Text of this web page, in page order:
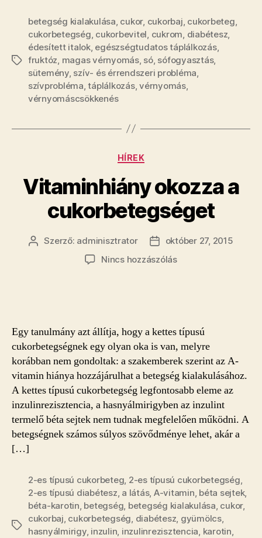
Címkék
betegség kialakulása cukor, cukorbaj cukorbeteg
cukorbetegség cukorbevitel cukrom diabétesz
édesített italok, egészségtudatos táplálkozás,
fruktóz magas vérnyomás, só, sófogyasztás,
sütemény, szív- és érrendszeri probléma
szívprobléma ,táplálkozás,vérnyomás,
vérnyomáscsökkenés
Kategóriák
HÍREK
Vitaminhiány okozza a
cukorbetegséget
Bejegyzés
Szerző: adminisztrator
Bejegyzés
dátuma
október 27, 2015
Nincs hozzászólása(z)
Egy tanulmány azt állítja, hogy a kettes típusú
cukorbetegségnek egy olyan oka is van, melyre
korábban nem gondoltak: a szakemberek szerint az A-
vitamin hiánya hozzájárulhat a betegség kialakulásához.
A kettes típusú cukorbetegség legfontosabb eleme az
inzulinrezisztencia, a hasnyálmirigyben az inzulint
termelő béta sejtek nem tudnak megfelelően működni. A
betegségnek számos súlyos szövődménye lehet, akár a
[…]
Címkék
2-es típusú cukorbeteg, 2-es típusú cukorbetegség,
2-es típusú diabétesz, a látás, A-vitamin, béta sejtek,
béta-karotin, betegség, betegség kialakulása, cukor,
cukorbaj, cukorbetegség, diabétesz, gyümölcs,
hasnyálmirigy, inzulin, inzulinrezisztencia, karotin,